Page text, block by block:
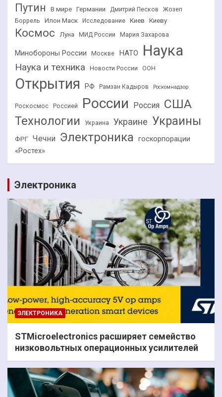
Путин
В мире Германии Дмитрий Песков
Жозеп
Боррель
Илон Маск Исследование Киев Киеву
Космос Луна МИД России Мария Захарова
Минобороны России Москве НАТО Наука
Наука и техника Новости России ООН
Открытия РФ Рамзан Кадыров Роскомнадзор
Роскосмос Россией России Россия США
Технологии Украина Украине Украины
ФРГ Чечни Электроника госкорпорации
«Ростех»
Электроника
ЭЛЕКТРОНИКА
STMicroelectronics расширяет семейство
низковольтных операционных усилителей